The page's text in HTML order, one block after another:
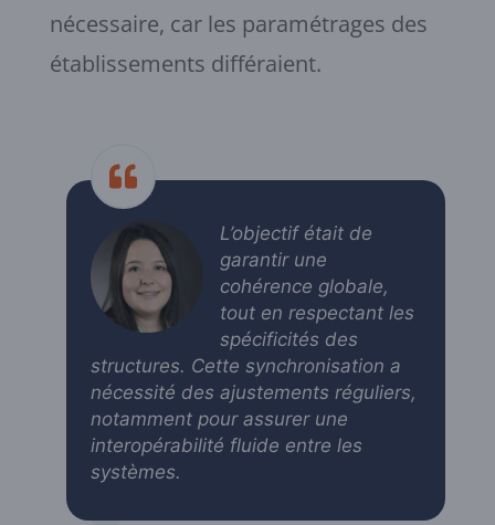
nécessaire, car les paramétrages des
établissements différaient.
L’objectif était de
garantir une
cohérence globale,
tout en respectant les
spécificités des
structures. Cette synchronisation a
nécessité des ajustements réguliers,
notamment pour assurer une
interopérabilité fluide entre les
systèmes.